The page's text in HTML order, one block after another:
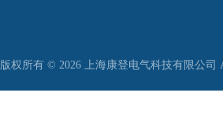
版权所有 © 2026 上海康登电气科技有限公司